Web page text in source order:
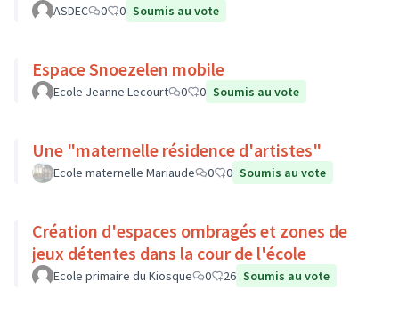
ASDEC 0 0 Soumis au vote
Espace Snoezelen mobile
Ecole Jeanne Lecourt 0 0 Soumis au vote
Une "maternelle résidence d'artistes"
Ecole maternelle Mariaude 0 0 Soumis au vote
Création d'espaces ombragés et zones de
jeux détentes dans la cour de l'école
Ecole primaire du Kiosque 0 26 Soumis au vote